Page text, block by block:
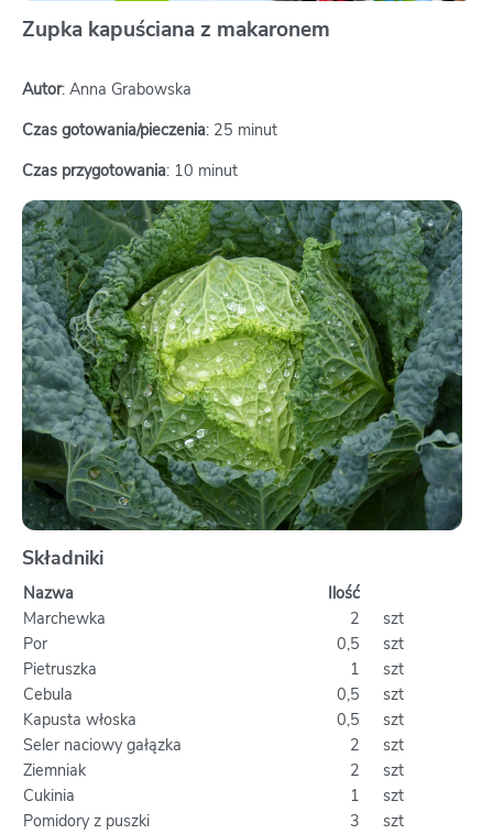
Zupka kapuściana z makaronem
Autor: Anna Grabowska
Czas gotowania/pieczenia: 25 minut
Czas przygotowania: 10 minut
Składniki
Nazwa
Ilość
Marchewka
2
szt
Por
0,5
szt
Pietruszka
1
szt
Cebula
0,5
szt
Kapusta włoska
0,5
szt
Seler naciowy gałązka
2
szt
Ziemniak
2
szt
Cukinia
1
szt
Pomidory z puszki
3
szt